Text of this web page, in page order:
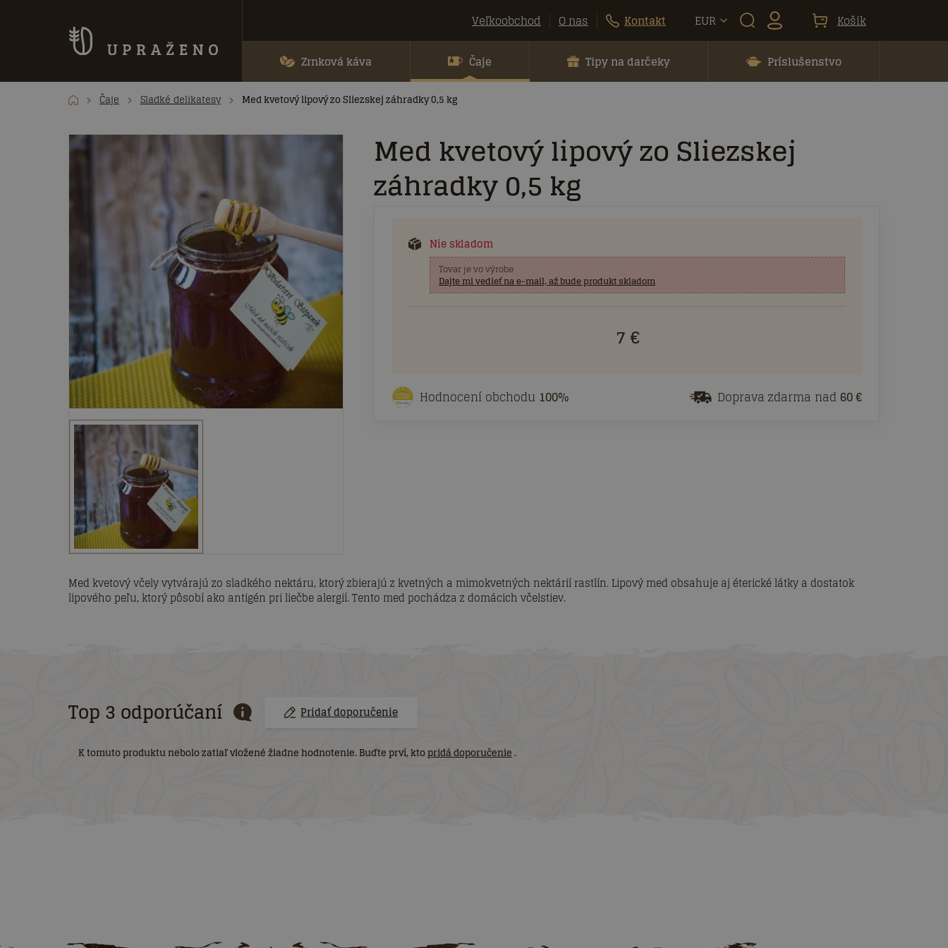
Veľkoobchod O nas Kontakt EUR Košík
Zrnková káva Čaje Tipy na darčeky Príslušenstvo
Čaje Sladké delikatesy Med kvetový lipový zo Sliezskej záhradky 0,5 kg
Med kvetový lipový zo Sliezskej
záhradky 0,5 kg
Nie skladom
Tovar je vo výrobe
Dajte mi vedieť na e-mail, až bude produkt skladom
7€
Hodnocení obchodu 100% Doprava zdarma nad 60 €
Med kvetový včely vytvárajú zo sladkého nektáru, ktorý zbierajú z kvetných a mimokvetných nektárií rastlín. Lipový med obsahuje aj éterické látky a dostatok
lipového peľu, ktorý pôsobí ako antigén pri liečbe alergií. Tento med pochádza z domácich včelstiev.
Top 3 odporúčaní Pridať doporučenie
K tomuto produktu nebolo zatiaľ vložené žiadne hodnotenie. Buďte prví, ktopridá doporučenie.